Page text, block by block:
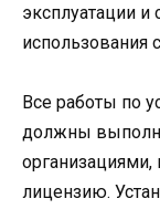
эксплуатации
использования
Все работы по
должны
лицензию.